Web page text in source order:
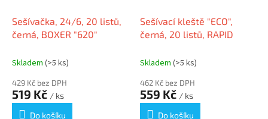
Sešívačka, 24/6, 20 listů,
černá, BOXER "620"
Skladem (>5 ks)
429 Kč bez DPH
519 Kč / ks
Do košíku
Sešívací kleště "ECO",
černá, 20 listů, RAPID
Skladem (>5 ks)
462 Kč bez DPH
559 Kč / ks
Do košíku